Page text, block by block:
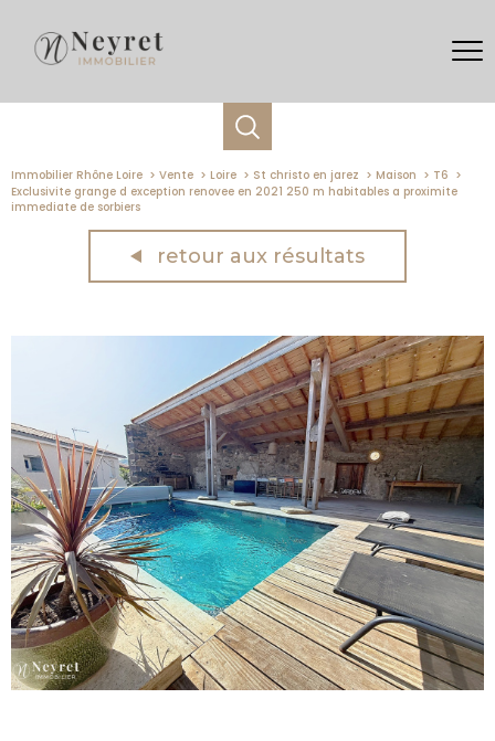
Immobilier Rhône Loire Vente Loire St christo en jarez Maison
T6
Exclusivite grange d exception renovee en 2021 250 m habitables a proximite
immediate de sorbiers
retour aux résultats